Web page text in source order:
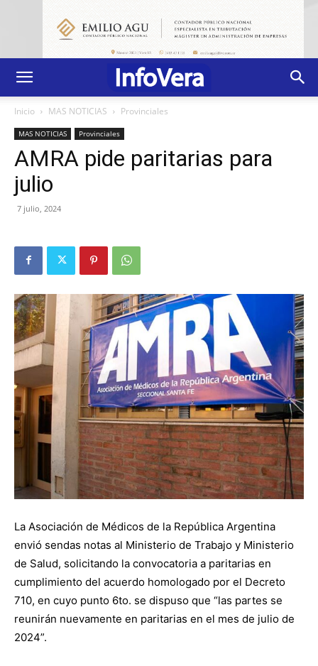
Inicio MAS NOTICIAS Provinciales
MAS NOTICIAS Provinciales
AMRA pide paritarias para
julio
7 julio, 2024
La Asociación de Médicos de la República Argentina
envió sendas notas al Ministerio de Trabajo y Ministerio
de Salud, solicitando la convocatoria a paritarias en
cumplimiento del acuerdo homologado por el Decreto
710, en cuyo punto 6to. se dispuso que “las partes se
reunirán nuevamente en paritarias en el mes de julio de
2024”.